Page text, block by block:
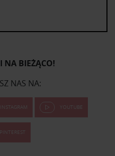
NA BIEŻĄCO!
NAS NA:
INSTAGRAM YOUTUBE
PINTEREST